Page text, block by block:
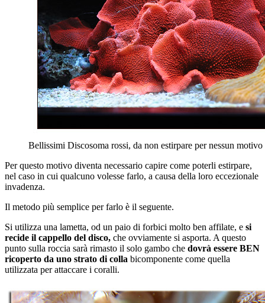
Bellissimi Discosoma rossi, da non estirpare per nessun motivo
Per questo motivo diventa necessario capire come poterli estirpare,
nel caso in cui qualcuno volesse farlo, a causa della loro eccezionale
invadenza.
Il metodo più semplice per farlo è il seguente.
Si utilizza una lametta, od un paio di forbici molto ben affilate, e si
recide il cappello del disco, che ovviamente si asporta. A questo
punto sulla roccia sarà rimasto il solo gambo che dovrà essere BEN
ricoperto da uno strato di colla bicomponente come quella
utilizzata per attaccare i coralli.